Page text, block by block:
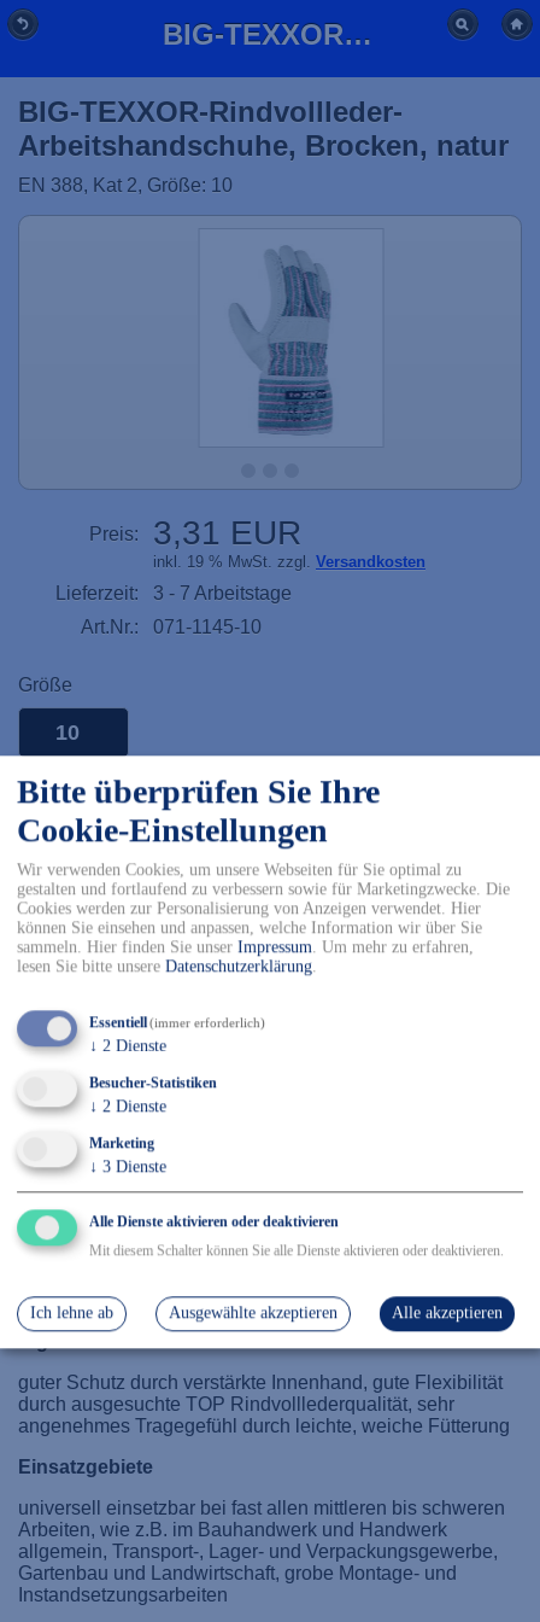
Bitte überprüfen Sie Ihre
Cookie-Einstellungen
Wir verwenden Cookies, um unsere Webseiten für Sie optimal zu
gestalten und fortlaufend zu verbessern sowie für Marketingzwecke. Die
Cookies werden zur Personalisierung von Anzeigen verwendet. Hier
können Sie einsehen und anpassen, welche Information wir über Sie
sammeln. Hier finden Sie unser Impressum. Um mehr zu erfahren,
lesen Sie bitte unsere Datenschutzerklärung.
Essentiell(immer erforderlich)
↓ 2 Dienste
Besucher-Statistiken
↓ 2 Dienste
Marketing
↓ 3 Dienste
Alle Dienste aktivieren oder deaktivieren
Mit diesem Schalter können Sie alle Dienste aktivieren oder deaktivieren.
Ich lehne ab Ausgewählte akzeptieren Alle akzeptieren
BIG-TEXXOR-Rindvollleder-Arbeitshandschuhe, Brocken, natur
BIG-TEXXOR-Rindvollleder-
Arbeitshandschuhe, Brocken, natur
EN 388, Kat 2, Größe: 10
Preis: 3,31 EUR
inkl. 19 % MwSt. zzgl. Versandkosten
Lieferzeit:
3 - 7 Arbeitstage
Art.Nr.:
071-1145-10
Größe
10
Menge:
12
In den Warenkorb
✓ Kostenfreier Versand innerhalb DE ab 150€
✓ Versand mit DHL
✓ Sicher Einkaufen & Bezahlen
Details
EN 388, Kat 2, Größe: 10
Größe(n)
10
Verpackungseinheit
120 Paar
guter Schutz durch verstärkte Innenhand, gute Flexibilität
durch ausgesuchte TOP Rindvoll­lederqualität, sehr
angenehmes Tragegefühl durch leichte, weiche Fütterung
Einsatzgebiete
universell einsetzbar bei fast allen mittleren bis schweren
Arbeiten, wie z.B. im Bauhandwerk und Handwerk
allgemein, Transport-, Lager- und Verpackungsgewerbe,
Gartenbau und Landwirtschaft, grobe Montage- und
Instandsetzungsarbeiten